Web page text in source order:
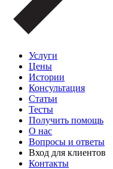
Услуги
Цены
Истории
Консультация
Статьи
Тесты
Получить помощь
О нас
Вопросы и ответы
Вход для клиентов
Контакты